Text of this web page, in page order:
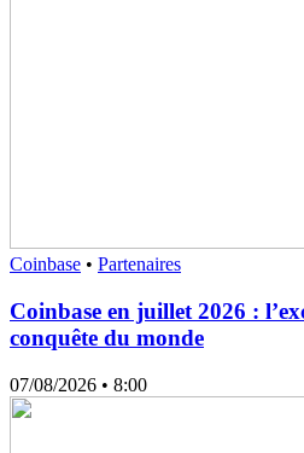
Coinbase • Partenaires
Coinbase en juillet 2026 :
conquête du monde
07/08/2026 • 8:00